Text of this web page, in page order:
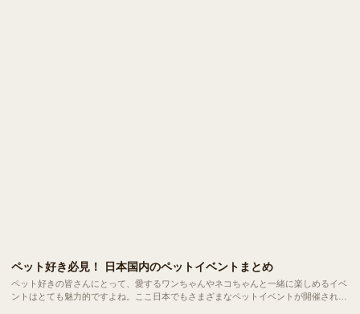
ペット好き必見！ 日本国内のペットイベントまとめ
ペット好きの皆さんにとって、愛するワンちゃんやネコちゃんと一緒に楽しめるイベ
ントはとても魅力的ですよね。ここ日本でもさまざまなペットイベントが開催されて